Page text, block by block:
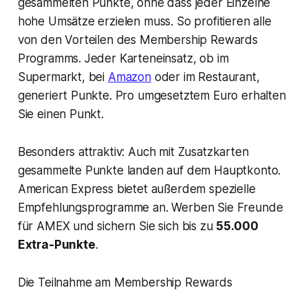
hohe Umsätze erzielen muss. So profitieren alle
von den Vorteilen des Membership Rewards
Programms. Jeder Karteneinsatz, ob im
Supermarkt, bei Amazonoder im Restaurant,
generiert Punkte. Pro umgesetztem Euro erhalten
Sie einen Punkt.
Besonders attraktiv: Auch mit Zusatzkarten
gesammelte Punkte landen auf dem Hauptkonto.
American Express bietet außerdem spezielle
Empfehlungsprogramme an. Werben Sie Freunde
für AMEX und sichern Sie sich bis zu 55.000
Extra-Punkte.
Die Teilnahme am Membership Rewards